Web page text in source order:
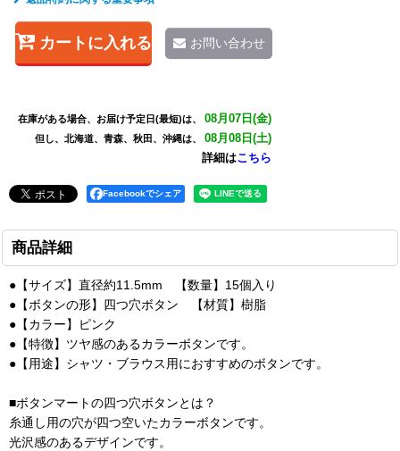
在庫がある場合、お届け予定日(最短)は、 08月07日(金)
但し、北海道、青森、秋田、沖縄は、 08月08日(土)
詳細はこちら
カートに入れる お問い合わせ
Facebookでシェア
商品詳細
●【サイズ】直径約11.5mm 【数量】15個入り
●【ボタンの形】四つ穴ボタン 【材質】樹脂
●【カラー】ピンク
●【特徴】ツヤ感のあるカラーボタンです。
●【用途】シャツ・ブラウス用におすすめのボタンです。
■ボタンマートの四つ穴ボタンとは？
糸通し用の穴が四つ空いたカラーボタンです。
光沢感のあるデザインです。